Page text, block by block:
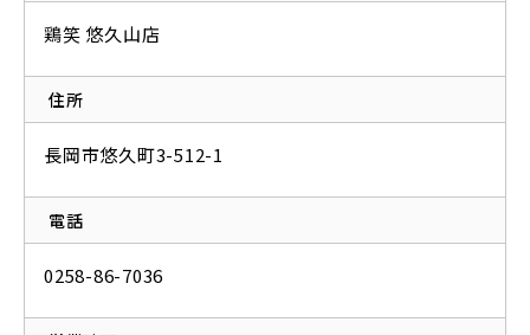
鶏笑 悠久山店
住所
長岡市悠久町3-512-1
電話
0258-86-7036